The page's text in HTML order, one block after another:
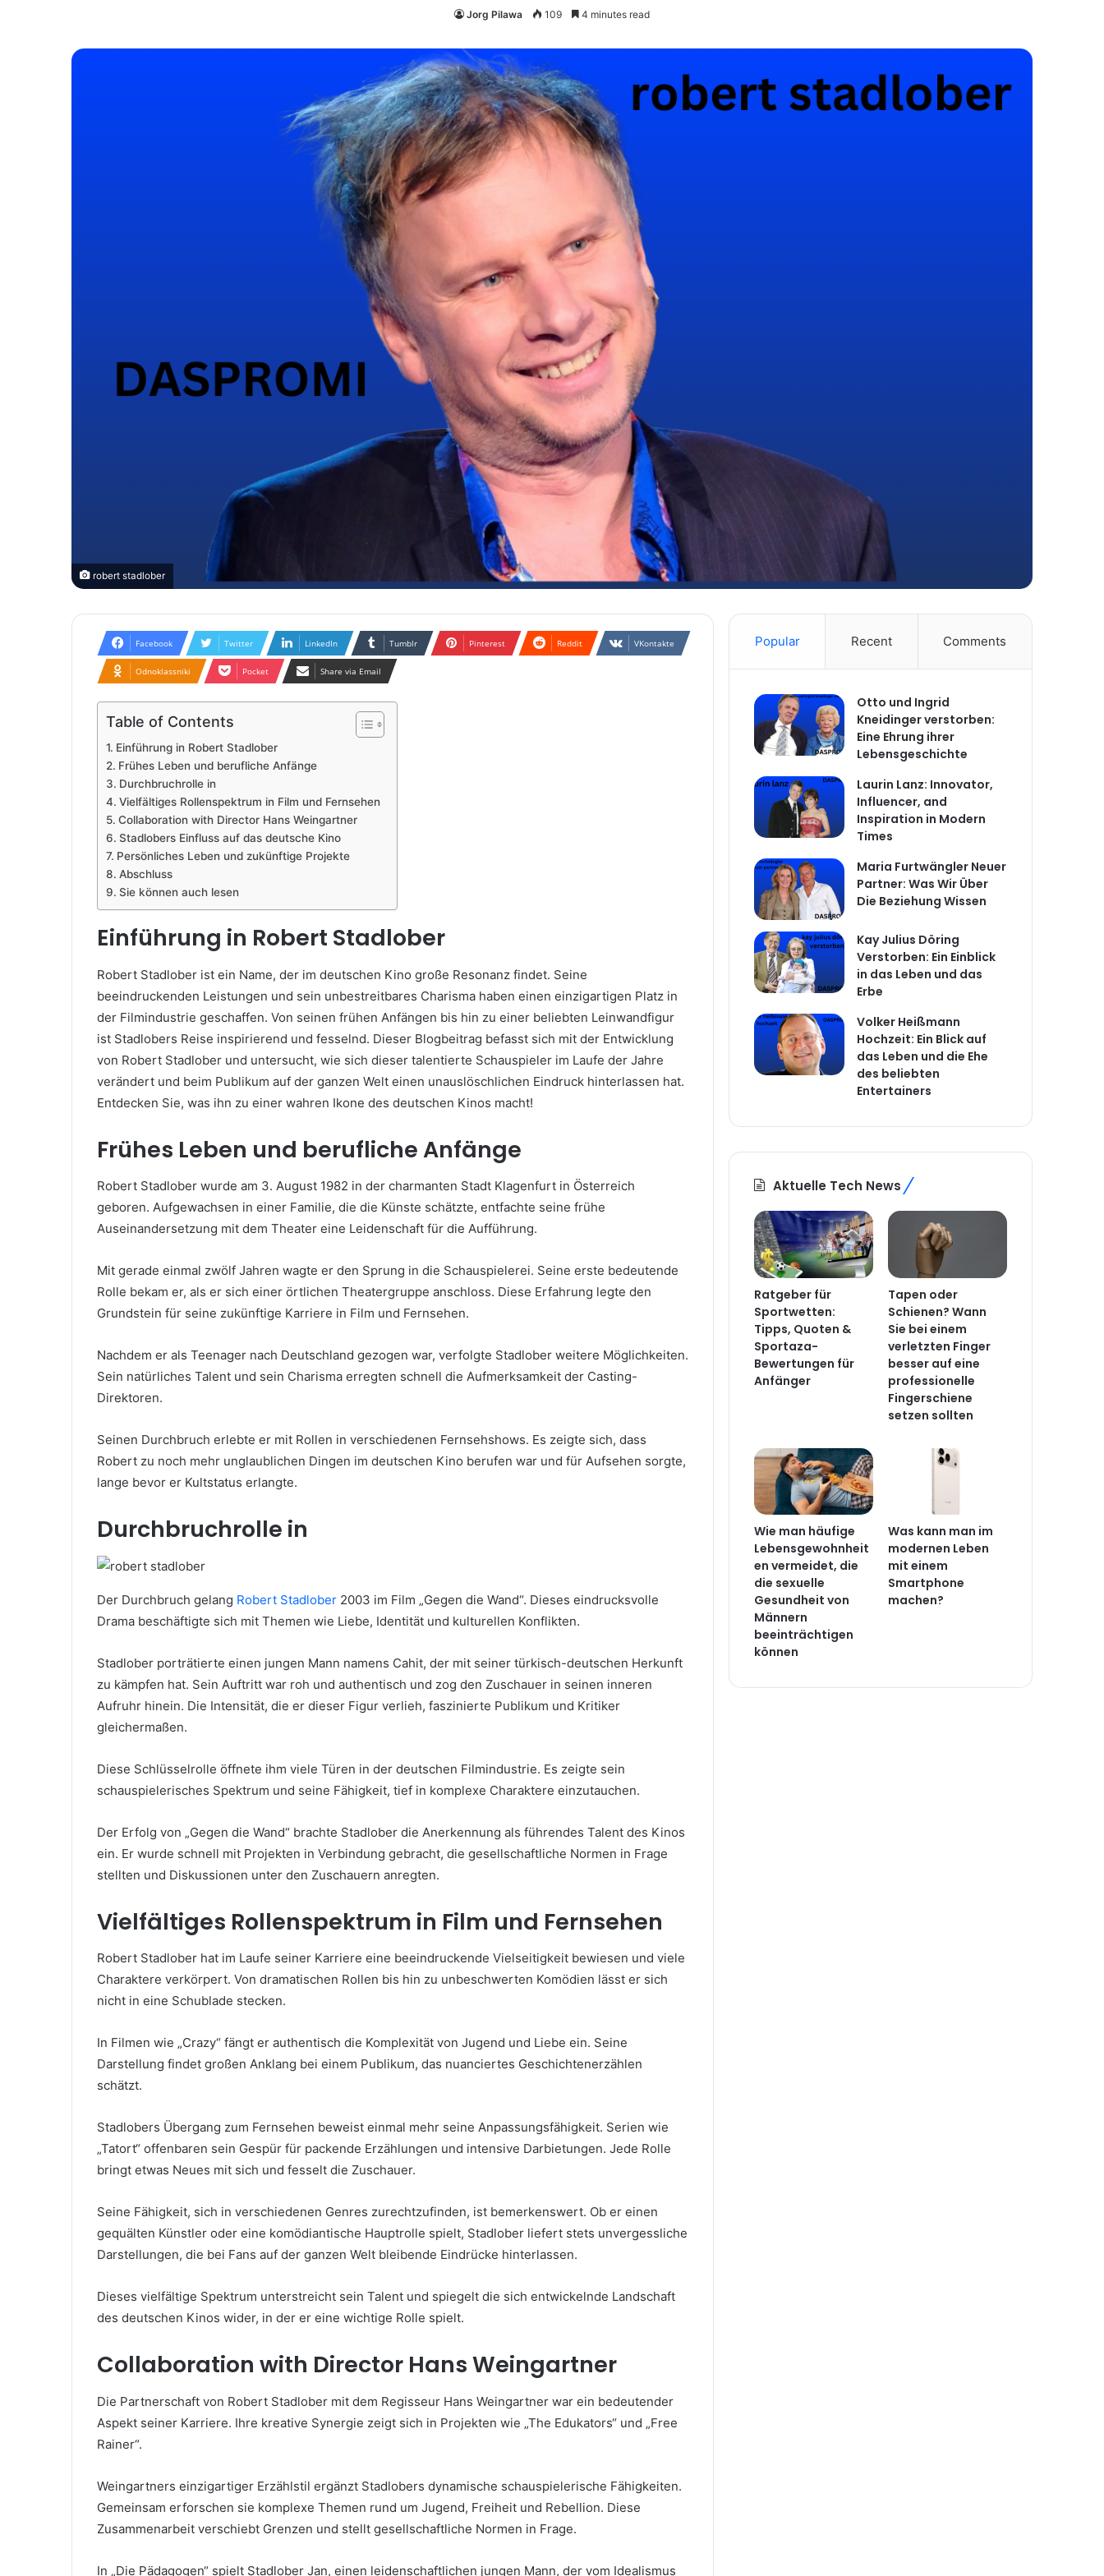
Jorg Pilawa 109 4 minutes read
robert stadlober
Facebook Twitter LinkedIn Tumblr Pinterest Reddit VKontakte
Odnoklassniki Pocket Share via Email
Table of Contents
Einführung in Robert Stadlober
Frühes Leben und berufliche Anfänge
Durchbruchrolle in
Vielfältiges Rollenspektrum in Film und Fernsehen
Collaboration with Director Hans Weingartner
Stadlobers Einfluss auf das deutsche Kino
Persönliches Leben und zukünftige Projekte
Abschluss
Sie können auch lesen
Einführung in Robert Stadlober
Robert Stadlober ist ein Name, der im deutschen Kino große Resonanz findet. Seine
beeindruckenden Leistungen und sein unbestreitbares Charisma haben einen einzigartigen Platz in
der Filmindustrie geschaffen. Von seinen frühen Anfängen bis hin zu einer beliebten Leinwandfigur
ist Stadlobers Reise inspirierend und fesselnd. Dieser Blogbeitrag befasst sich mit der Entwicklung
von Robert Stadlober und untersucht, wie sich dieser talentierte Schauspieler im Laufe der Jahre
verändert und beim Publikum auf der ganzen Welt einen unauslöschlichen Eindruck hinterlassen hat.
Entdecken Sie, was ihn zu einer wahren Ikone des deutschen Kinos macht!
Frühes Leben und berufliche Anfänge
Robert Stadlober wurde am 3. August 1982 in der charmanten Stadt Klagenfurt in Österreich
geboren. Aufgewachsen in einer Familie, die die Künste schätzte, entfachte seine frühe
Auseinandersetzung mit dem Theater eine Leidenschaft für die Aufführung.
Mit gerade einmal zwölf Jahren wagte er den Sprung in die Schauspielerei. Seine erste bedeutende
Rolle bekam er, als er sich einer örtlichen Theatergruppe anschloss. Diese Erfahrung legte den
Grundstein für seine zukünftige Karriere in Film und Fernsehen.
Nachdem er als Teenager nach Deutschland gezogen war, verfolgte Stadlober weitere Möglichkeiten.
Sein natürliches Talent und sein Charisma erregten schnell die Aufmerksamkeit der Casting-
Direktoren.
Seinen Durchbruch erlebte er mit Rollen in verschiedenen Fernsehshows. Es zeigte sich, dass
Robert zu noch mehr unglaublichen Dingen im deutschen Kino berufen war und für Aufsehen sorgte,
lange bevor er Kultstatus erlangte.
Durchbruchrolle in
Der Durchbruch gelang Robert Stadlober 2003 im Film „Gegen die Wand“. Dieses eindrucksvolle
Drama beschäftigte sich mit Themen wie Liebe, Identität und kulturellen Konflikten.
Stadlober porträtierte einen jungen Mann namens Cahit, der mit seiner türkisch-deutschen Herkunft
zu kämpfen hat. Sein Auftritt war roh und authentisch und zog den Zuschauer in seinen inneren
Aufruhr hinein. Die Intensität, die er dieser Figur verlieh, faszinierte Publikum und Kritiker
gleichermaßen.
Diese Schlüsselrolle öffnete ihm viele Türen in der deutschen Filmindustrie. Es zeigte sein
schauspielerisches Spektrum und seine Fähigkeit, tief in komplexe Charaktere einzutauchen.
Der Erfolg von „Gegen die Wand“ brachte Stadlober die Anerkennung als führendes Talent des Kinos
ein. Er wurde schnell mit Projekten in Verbindung gebracht, die gesellschaftliche Normen in Frage
stellten und Diskussionen unter den Zuschauern anregten.
Vielfältiges Rollenspektrum in Film und Fernsehen
Robert Stadlober hat im Laufe seiner Karriere eine beeindruckende Vielseitigkeit bewiesen und viele
Charaktere verkörpert. Von dramatischen Rollen bis hin zu unbeschwerten Komödien lässt er sich
nicht in eine Schublade stecken.
In Filmen wie „Crazy“ fängt er authentisch die Komplexität von Jugend und Liebe ein. Seine
Darstellung findet großen Anklang bei einem Publikum, das nuanciertes Geschichtenerzählen
schätzt.
Stadlobers Übergang zum Fernsehen beweist einmal mehr seine Anpassungsfähigkeit. Serien wie
„Tatort“ offenbaren sein Gespür für packende Erzählungen und intensive Darbietungen. Jede Rolle
bringt etwas Neues mit sich und fesselt die Zuschauer.
Seine Fähigkeit, sich in verschiedenen Genres zurechtzufinden, ist bemerkenswert. Ob er einen
gequälten Künstler oder eine komödiantische Hauptrolle spielt, Stadlober liefert stets unvergessliche
Darstellungen, die bei Fans auf der ganzen Welt bleibende Eindrücke hinterlassen.
Dieses vielfältige Spektrum unterstreicht sein Talent und spiegelt die sich entwickelnde Landschaft
des deutschen Kinos wider, in der er eine wichtige Rolle spielt.
Collaboration with Director Hans Weingartner
Die Partnerschaft von Robert Stadlober mit dem Regisseur Hans Weingartner war ein bedeutender
Aspekt seiner Karriere. Ihre kreative Synergie zeigt sich in Projekten wie „The Edukators“ und „Free
Rainer“.
Weingartners einzigartiger Erzählstil ergänzt Stadlobers dynamische schauspielerische Fähigkeiten.
Gemeinsam erforschen sie komplexe Themen rund um Jugend, Freiheit und Rebellion. Diese
Zusammenarbeit verschiebt Grenzen und stellt gesellschaftliche Normen in Frage.
In „Die Pädagogen“ spielt Stadlober Jan, einen leidenschaftlichen jungen Mann, der vom Idealismus
Popular Recent Comments
Otto und Ingrid
Kneidinger verstorben:
Eine Ehrung ihrer
Lebensgeschichte
Laurin Lanz: Innovator,
Influencer, and
Inspiration in Modern
Times
Maria Furtwängler Neuer
Partner: Was Wir Über
Die Beziehung Wissen
Kay Julius Döring
Verstorben: Ein Einblick
in das Leben und das
Erbe
Volker Heißmann
Hochzeit: Ein Blick auf
das Leben und die Ehe
des beliebten
Entertainers
Aktuelle Tech News
Ratgeber für
Sportwetten:
Tipps, Quoten &
Sportaza-
Bewertungen für
Anfänger
Tapen oder
Schienen? Wann
Sie bei einem
verletzten Finger
besser auf eine
professionelle
Fingerschiene
setzen sollten
Wie man häufige
Lebensgewohnheit
en vermeidet, die
die sexuelle
Gesundheit von
Männern
beeinträchtigen
können
Was kann man im
modernen Leben
mit einem
Smartphone
machen?